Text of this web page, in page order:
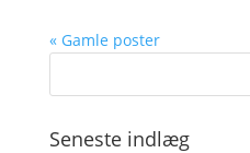
« Gamle poster
Seneste indlæg